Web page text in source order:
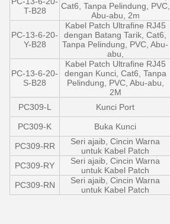
T-B28
Cat6, Tanpa Pelindung, PVC,
Abu-abu, 2m
PC-13-6-20-
Y-B28
Kabel Patch Ultrafine RJ45
dengan Batang Tarik, Cat6,
Tanpa Pelindung, PVC, Abu-
abu,
PC-13-6-20-
S-B28
Kabel Patch Ultrafine RJ45
dengan Kunci, Cat6, Tanpa
Pelindung, PVC, Abu-abu,
2M
PC309-L Kunci Port
PC309-K Buka Kunci
PC309-RR
Seri ajaib, Cincin Warna
untuk Kabel Patch
PC309-RY
Seri ajaib, Cincin Warna
untuk Kabel Patch
PC309-RN
Seri ajaib, Cincin Warna
untuk Kabel Patch